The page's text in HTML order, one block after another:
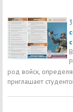
род войск,
приглашает